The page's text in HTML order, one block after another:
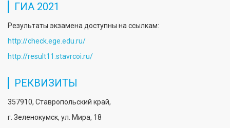
ГИА 2021
Результаты экзамена доступны на ссылкам:
http://check.ege.edu.ru/
http://result11.stavrcoi.ru/
РЕКВИЗИТЫ
357910, Ставропольский край,
г. Зеленокумск, ул. Мира, 18